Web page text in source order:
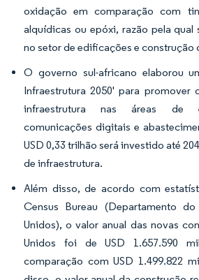
oxidação em comparação com
alquídicas ou epóxi, razão pela qual
no setor de edificações e construção
O governo sul-africano elaborou
Infraestrutura 2050' para promover
infraestrutura nas áreas de
comunicações digitais e
USD 0,33 trilhão será investido até
de infraestrutura.
Além disso, de acordo com
Census Bureau (Departamento
Unidos), o valor anual das novas
Unidos foi de USD 1.657.590
comparação com USD 1.499.822